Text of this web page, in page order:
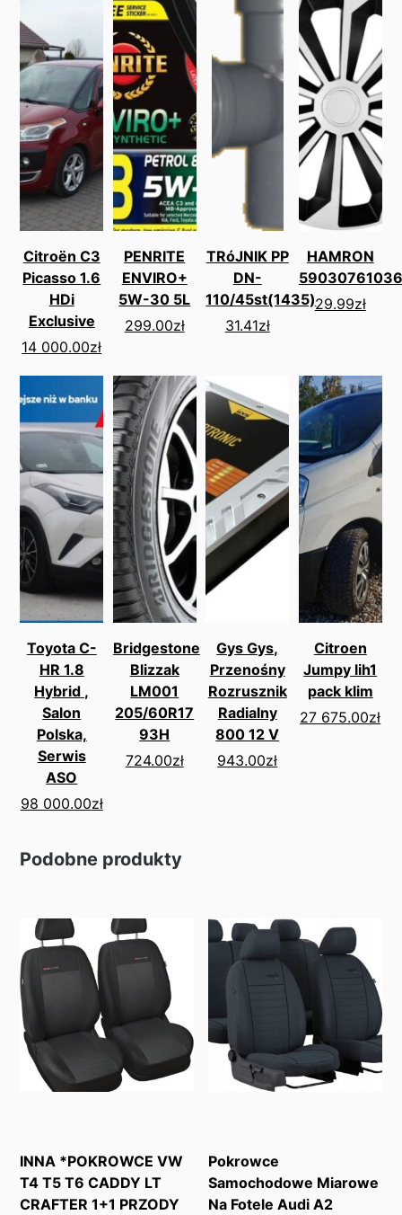
Citroën C3
Picasso 1.6
HDi
Exclusive
14 000.00zł
PENRITE
ENVIRO+
5W-30 5L
299.00zł
TRóJNIK PP
DN-
110/45st(1435)
31.41zł
HAMRON
29.99zł
Toyota C-
HR 1.8
Hybrid ,
Salon
Polska,
Serwis
ASO
98 000.00zł
Bridgestone
Blizzak
LM001
205/60R17
93H
724.00zł
Gys Gys,
Przenośny
Rozrusznik
Radialny
800 12 V
943.00zł
Citroen
Jumpy lih1
pack klim
27 675.00zł
Podobne produkty
INNA *POKROWCE VW
T4 T5 T6 CADDY LT
CRAFTER 1+1 PRZODY
Pokrowce
Samochodowe Miarowe
Na Fotele Audi A2